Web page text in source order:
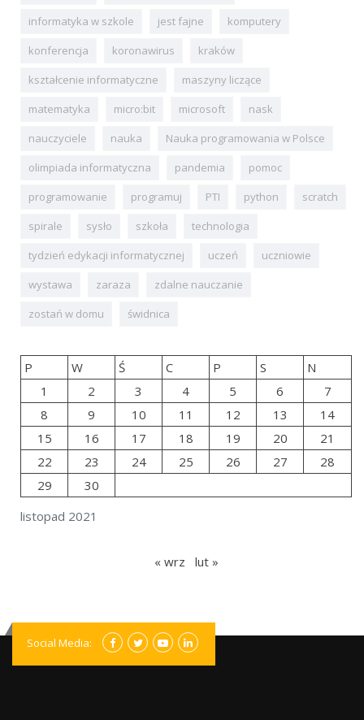
informatyka w szkole
jest fajne
komputery
konferencja
koronawirus
kraków
kształcenie informatyczne
maszyny liczące
matematyka
micro:bit microsoft
nask
nauczyciele
nauka
Nauka programowania w Polsce
olimpiada informatyczna
pandemia
pomoc
programowanie
programuj PTI python
scratch
spirale
sysło szkoła
technologia
tydzień edykacji informatycznej
uczeń
uczniowie
wystawa
zaraza
zdalne nauczanie
zostań w domu
świdnica
listopad 2021
P W Ś C P S
N
1
2 3 4 5 6
7
8
9 10 11 12 13
14
15
16 17 18 19 20
21
22
23 24 25 26 27
28
29
30
« wrz lut »
Social Media: